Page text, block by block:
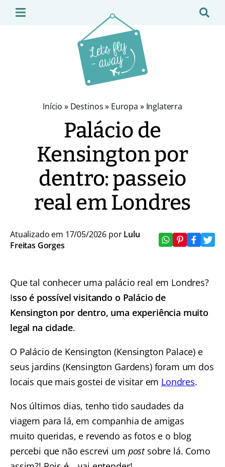
Início » Destinos» Europa » Inglaterra
Palácio de
Kensington por
dentro: passeio
real em Londres
Atualizado em 17/05/2026 porLulu
Freitas Gorges
Que tal conhecer uma palácio real em Londres?
Isso é possível visitando o Palácio de
Kensington por dentro, uma experiência muito
legal na cidade.
O Palácio de Kensington (Kensington Palace) e
seus jardins (Kensington Gardens) foram um dos
locais que mais gostei de visitar em Londres.
Nos últimos dias, tenho tido saudades da
viagem para lá, em companhia de amigas
muito queridas, e revendo as fotos e o blog
percebi que não escrevi um postsobre lá. Como